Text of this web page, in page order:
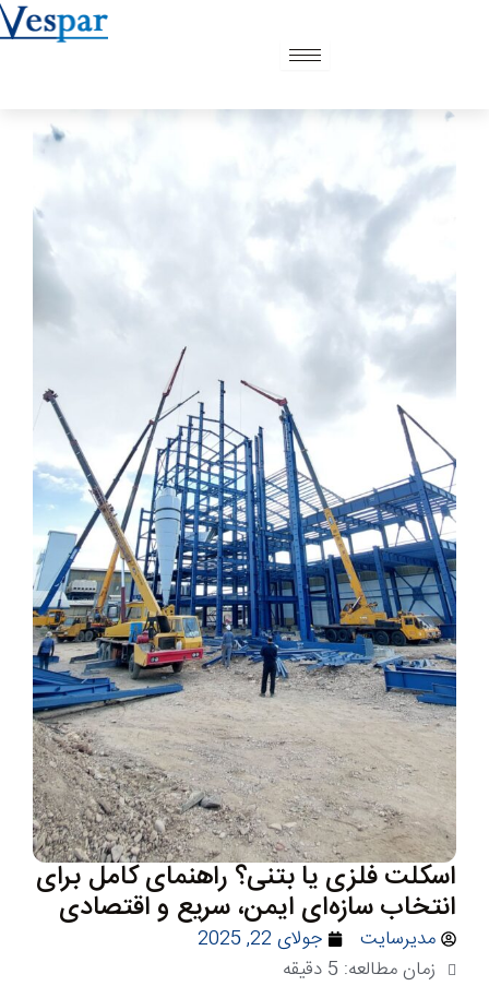
اسکلت فلزی یا بتنی؟ راهنمای کامل برای
انتخاب سازه‌ای ایمن، سریع و اقتصادی
مدیرسایت
جولای 22, 2025
زمان مطالعه: 5 دقیقه